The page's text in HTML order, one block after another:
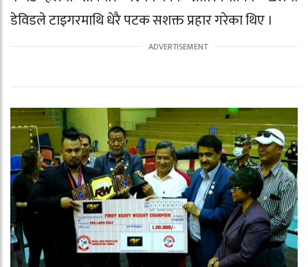
डेविडले टाइगरमाथि धेरै पटक सशक्त प्रहार गरेका थिए ।